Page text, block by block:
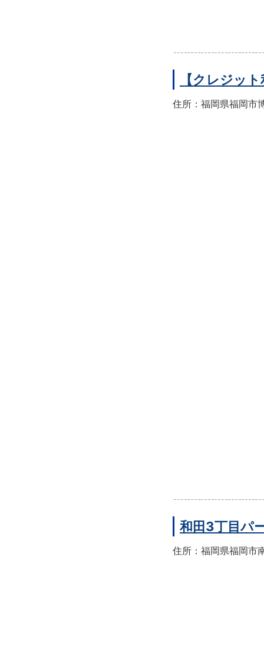
【クレジッ
住所：福岡県福岡市
和田3丁目パ
住所：福岡県福岡市